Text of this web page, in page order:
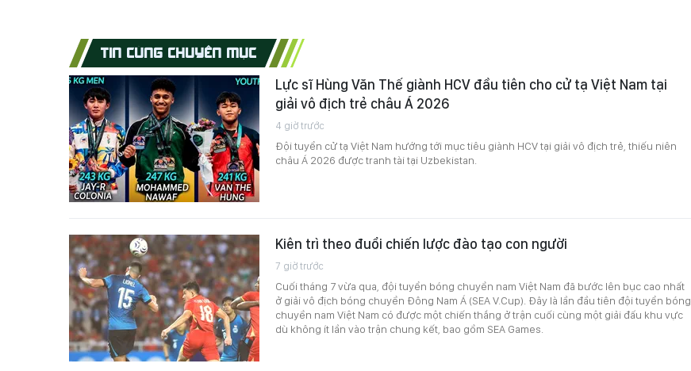
TIN CÙNG CHUYÊN MỤC
Lực sĩ Hùng Văn Thế giành HCV đầu tiên cho cử tạ Việt Nam tại
giải vô địch trẻ châu Á 2026
4 giờ trước
Đội tuyển cử tạ Việt Nam hướng tới mục tiêu giành HCV tại giải vô địch trẻ, thiếu niên
châu Á 2026 được tranh tài tại Uzbekistan.
Kiên trì theo đuổi chiến lược đào tạo con người
7 giờ trước
Cuối tháng 7 vừa qua, đội tuyển bóng chuyền nam Việt Nam đã bước lên bục cao nhất
ở giải vô địch bóng chuyền Đông Nam Á (SEA V.Cup). Đây là lần đầu tiên đội tuyển bóng
chuyền nam Việt Nam có được một chiến thắng ở trận cuối cùng một giải đấu khu vực
dù không ít lần vào trận chung kết, bao gồm SEA Games.